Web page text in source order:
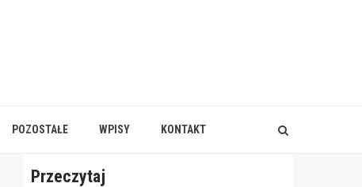
POZOSTAŁE WPISY KONTAKT
Przeczytaj